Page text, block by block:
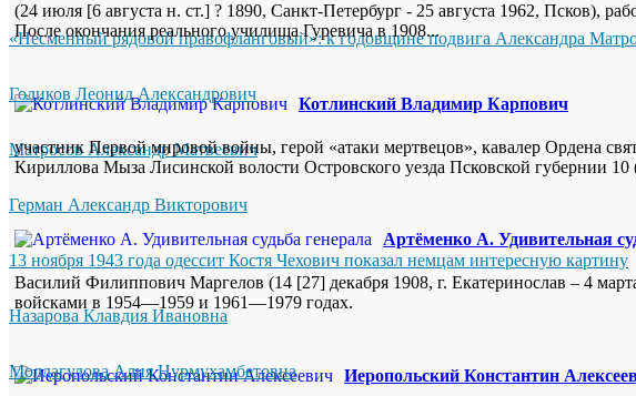
«Несменный рядовой правофланговый»: к годовщине подвига Александра
Голиков Леонид Александрович
Матросов Александр Матвеевич
Герман Александр Викторович
13 ноября 1943 года одессит Костя Чехович показал немцам интересную картину
Назарова Клавдия Ивановна
Молдагулова Алия Нурмухамбетовна
(24 июля [6 августа н. ст.] ? 1890, Санкт-Петербург - 25 августа 1962, Псков),
После окончания реального училища Гуревича в 1908...
Котлинский Владимир Карпович
участник Первой мировой войны, герой «атаки мертвецов», кавалер Ордена
Кириллова Мыза Лисинской волости Островского уезда Псковской губернии
Артёменко А. Удивительная
Василий Филиппович Маргелов (14 [27] декабря 1908, г. Екатеринослав – 4
войсками в 1954—1959 и 1961—1979 годах.
Иеропольский Константин